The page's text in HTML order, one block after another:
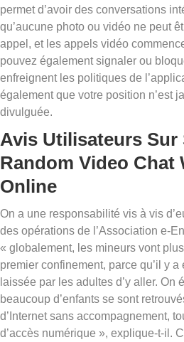
permet d’avoir des conversations
qu’aucune photo ou vidéo ne peut
appel, et les appels vidéo
pouvez également signaler ou
enfreignent les politiques de
également que votre position n’est
divulguée.
Avis Utilisateurs Sur
Random Video Chat
Online
On a une responsabilité vis à vis
des opérations de l’Association e-
« globalement, les mineurs vont
premier confinement, parce qu’il y
laissée par les adultes d’y aller. On
beaucoup d’enfants se sont
d’Internet sans accompagnement,
d’accès numérique », explique-t-il.